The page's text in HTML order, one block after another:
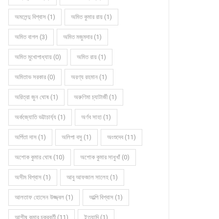
অমলেন্দু বিশ্বাস (1) অমিত কুমার রায় (1)
অমিত বাগল (3) অমিত মজুমদার (1)
অমিত মুখোপাধ্যায় (0) অমিত রায় (1)
অমিতাভ সরকার (0) অরণ্য রহমান (1)
অরিত্রা জুন ঘোষ (1) অরুণিমা চ্যাটার্জী (1)
অর্কজ্যোতি ভট্টাচার্য্য (1) অর্ণব সাহা (1)
অর্পিতা দাস (1) অলিপা বসু (1) অংশুদেব (11)
অশোক কুমার ঘোষ (10) অশোক কুমার সাধুখাঁ (0)
অসীম বিশ্বাস (1) আবু আফজাল সালেহ (1)
আলতাফ হোসেন উজ্জ্বল (1) আল্পি বিশ্বাস (1)
আশীষ কুমার চক্রবর্তী (11) ইত্যাদি (1)